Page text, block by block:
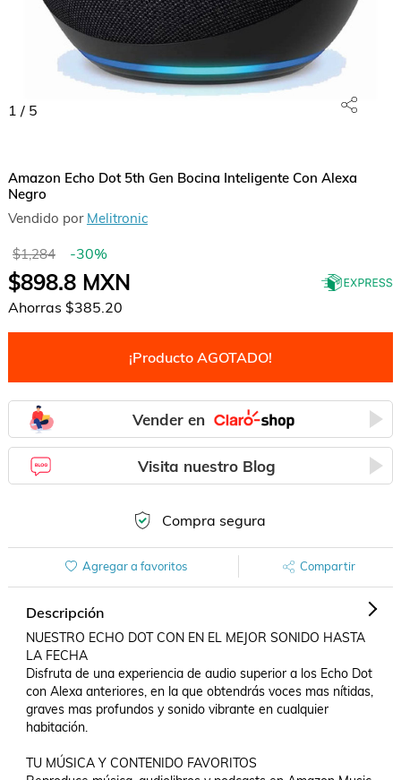
1 / 5
Amazon Echo Dot 5th Gen Bocina Inteligente Con Alexa
Negro
Vendido por Melitronic
$1,284 -30%
$898.8MXN
Ahorras $385.20
¡Producto AGOTADO!
Vender en
Visita nuestro Blog
Compra segura
Agregar a favoritos Compartir
Descripción
NUESTRO ECHO DOT CON EN EL MEJOR SONIDO HASTA
LA FECHA
Disfruta de una experiencia de audio superior a los Echo Dot
con Alexa anteriores, en la que obtendrás voces mas nítidas,
graves mas profundos y sonido vibrante en cualquier
habitación.
TU MÚSICA Y CONTENIDO FAVORITOS